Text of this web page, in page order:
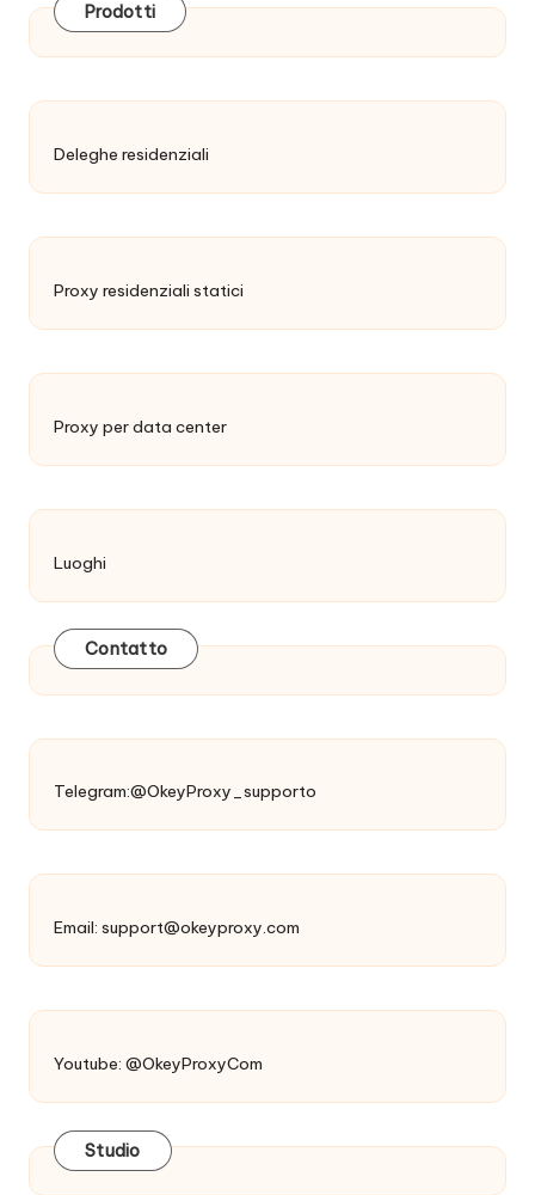
Prodotti
Deleghe residenziali
Proxy residenziali statici
Proxy per data center
Luoghi
Contatto
Telegram:@OkeyProxy_supporto
Email: support@okeyproxy.com
Youtube: @OkeyProxyCom
Studio